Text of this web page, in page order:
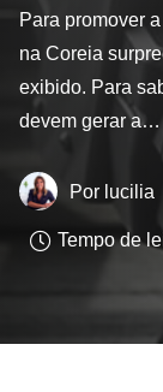
Para promover
na Coreia
exibido. Para
devem gerar a…
lucilia
Tempo de